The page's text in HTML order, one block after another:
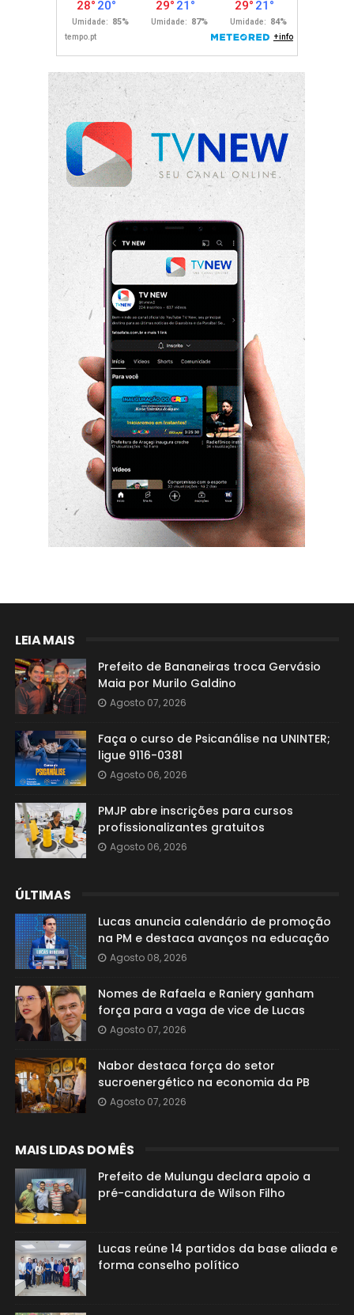
LEIA MAIS
Prefeito de Bananeiras troca Gervásio
Maia por Murilo Galdino
Agosto 07, 2026
Faça o curso de Psicanálise na UNINTER;
ligue 9116-0381
Agosto 06, 2026
PMJP abre inscrições para cursos
profissionalizantes gratuitos
Agosto 06, 2026
ÚLTIMAS
Lucas anuncia calendário de promoção
na PM e destaca avanços na educação
Agosto 08, 2026
Nomes de Rafaela e Raniery ganham
força para a vaga de vice de Lucas
Agosto 07, 2026
Nabor destaca força do setor
sucroenergético na economia da PB
Agosto 07, 2026
MAIS LIDAS DO MÊS
Prefeito de Mulungu declara apoio a
pré-candidatura de Wilson Filho
Lucas reúne 14 partidos da base aliada e
forma conselho político